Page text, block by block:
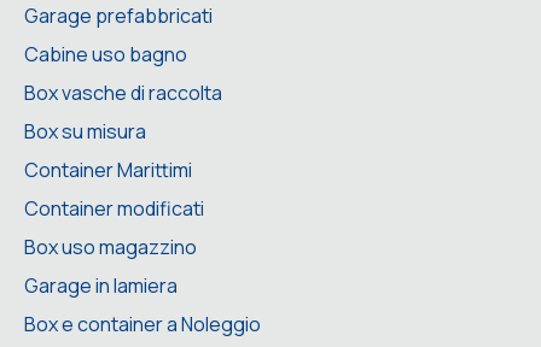
Garage prefabbricati
Cabine uso bagno
Box vasche di raccolta
Box su misura
Container Marittimi
Container modificati
Box uso magazzino
Garage in lamiera
Box e container a Noleggio